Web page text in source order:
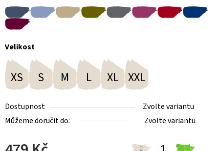
Velikost
XS S M L XL XXL
Dostupnost
Zvolte variantu
Můžeme doručit do:
Zvolte variantu